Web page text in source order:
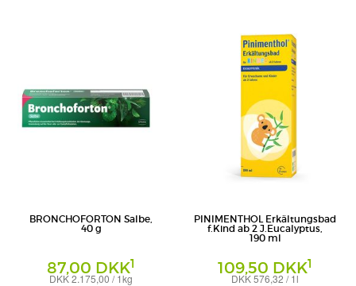
BRONCHOFORTON Salbe,
40 g
87,00 DKK1
DKK 2.175,00 / 1kg
PINIMENTHOL Erkältungsbad
f.Kind ab 2 J.Eucalyptus,
190 ml
109,50 DKK1
DKK 576,32 / 1l